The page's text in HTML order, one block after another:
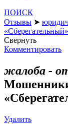
ПОИСК
Отзывы ➤
Свернуть
Комментировать
жалоба -
Удалить